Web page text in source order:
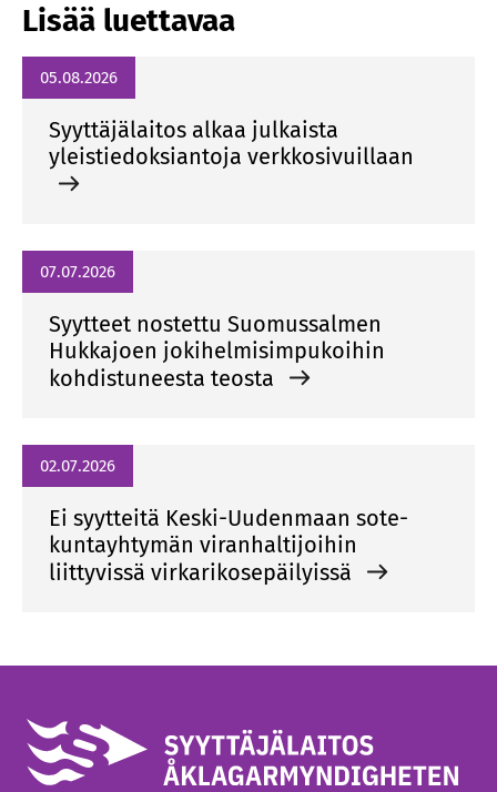
Lisää luettavaa
05.08.2026
Syyttäjälaitos alkaa julkaista
yleistiedoksiantoja verkkosivuillaan
07.07.2026
Syytteet nostettu Suomussalmen
Hukkajoen jokihelmisimpukoihin
kohdistuneesta teosta
02.07.2026
Ei syytteitä Keski-Uudenmaan sote-
kuntayhtymän viranhaltijoihin
liittyvissä virkarikosepäilyissä